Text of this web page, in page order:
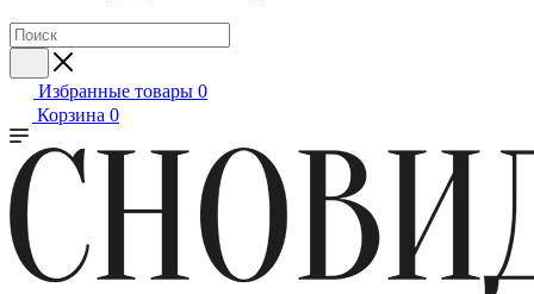
Избранные товары 0
Корзина 0